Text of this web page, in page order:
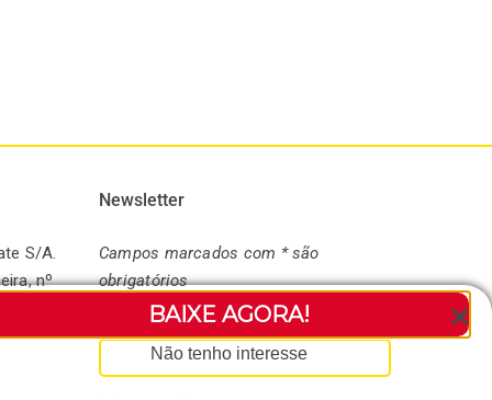
BAIXE AGORA!
Não tenho interesse
S/A.
nº
Newsletter
Campos marcados com * são
obrigatórios
* Seu nome: